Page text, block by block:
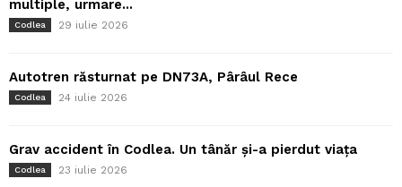
multiple, urmare...
Codlea 29 iulie 2026
Autotren răsturnat pe DN73A, Pârâul Rece
Codlea 24 iulie 2026
Grav accident în Codlea. Un tânăr și-a pierdut viața
Codlea 23 iulie 2026